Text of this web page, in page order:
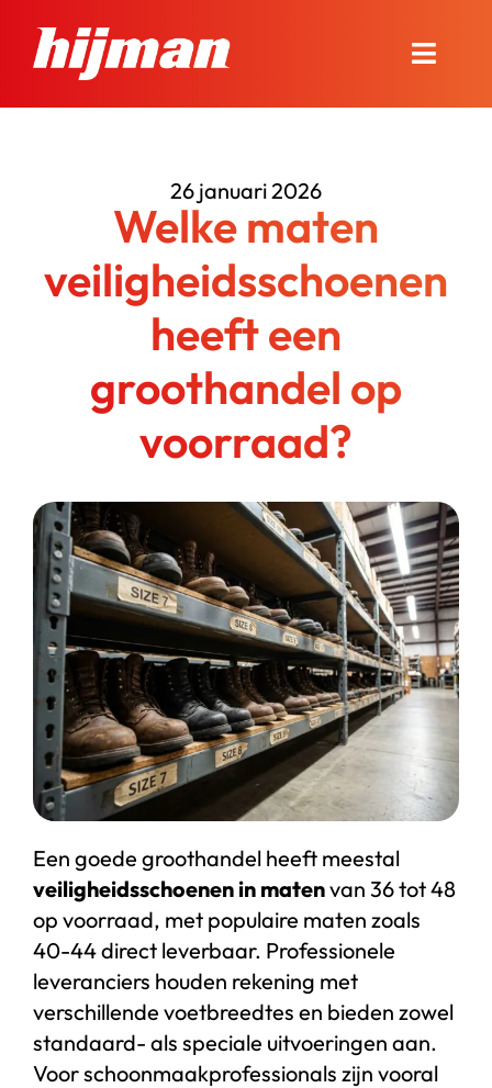
naar
inhoud
Toggle
Onze diensten
Contact
Bel ons
Start chat
Webshop
26 januari 2026
Welke maten
veiligheidsschoenen
heeft een
groothandel op
voorraad?
Een goede groothandel heeft meestal
veiligheidsschoenen in matenvan 36 tot 48
op voorraad, met populaire maten zoals
40-44 direct leverbaar. Professionele
leveranciers houden rekening met
verschillende voetbreedtes en bieden zowel
standaard- als speciale uitvoeringen aan.
Voor schoonmaakprofessionals zijn vooral